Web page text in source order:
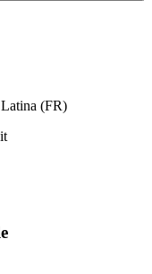
(FR)